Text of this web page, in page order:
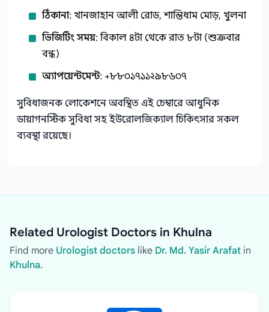
ঠিকানা: খানজাহান আলী রোড, শান্তিধাম মোড়, খুলনা
ভিজিটিং সময়: বিকাল ৪টা থেকে রাত ৮টা (শুক্রবার
বন্ধ)
অ্যাপয়েন্টমেন্ট: +৮৮০১৭১১২৯৮৬০৭
সুবিধাজনক লোকেশনে অবস্থিত এই চেম্বারে আধুনিক
ডায়াগনস্টিক সুবিধা সহ ইউরোলজিক্যাল চিকিৎসার সকল
ব্যবস্থা রয়েছে।
Related Urologist Doctors in Khulna
Find more Urologist doctors like Dr. Md. Yasir Arafat in
Khulna.